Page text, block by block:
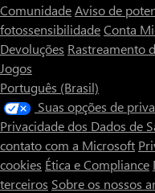
ComunidadeAviso de
fotossensibilidadeConta
Devoluções Rastreamento
Jogos
Português (Brasil)
Suas opções de
Privacidade dos Dados de
contato com a Microsoft
cookies Ética e Compliance
terceiros Sobre os nossos